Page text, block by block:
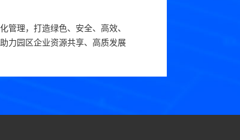
管理，打造绿色、安全、高效、
力园区企业资源共享、高质发展